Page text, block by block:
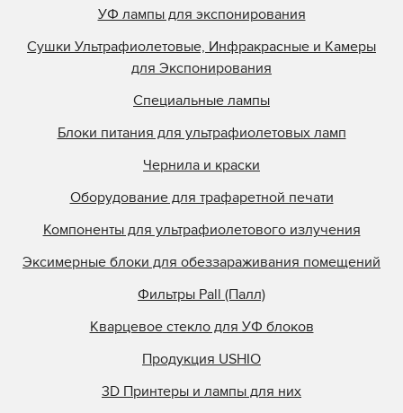
УФ лампы для экспонирования
Сушки Ультрафиолетовые, Инфракрасные и Камеры
для Экспонирования
Специальные лампы
Блоки питания для ультрафиолетовых ламп
Чернила и краски
Оборудование для трафаретной печати
Компоненты для ультрафиолетового излучения
Эксимерные блоки для обеззараживания помещений
Фильтры Pall (Палл)
Кварцевое стекло для УФ блоков
Продукция USHIO
3D Принтеры и лампы для них